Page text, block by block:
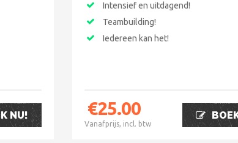
NU!
Intensief en uitdagend!
Teambuilding!
Iedereen kan het!
€25.00
Vanafprijs, incl. btw